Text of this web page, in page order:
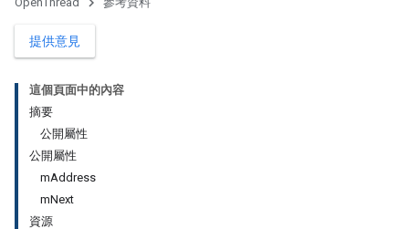
提供意見
這個頁面中的內容
摘要
公開屬性
公開屬性
mAddress
mNext
資源